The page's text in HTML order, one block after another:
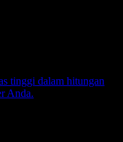
tinggi dalam hitungan
Anda.